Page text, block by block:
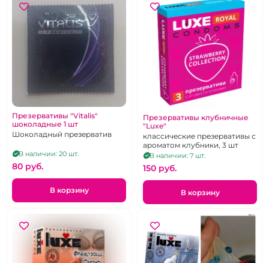
Презервативы "Vitalis"
шоколадные 1 шт
Шоколадный презерватив
В наличии: 20 шт.
80 pуб.
В корзину
Презервативы клубничные
"Luxe"
классические презервативы с
ароматом клубники, 3 шт
В наличии: 7 шт.
150 pуб.
В корзину